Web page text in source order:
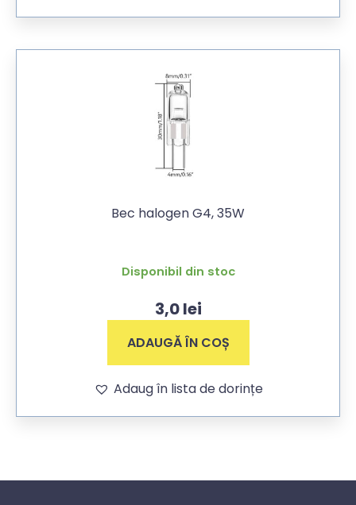
Bec halogen G4, 35W
Disponibil din stoc
3,0lei
ADAUGĂ ÎN COȘ
Adaug în lista de dorințe